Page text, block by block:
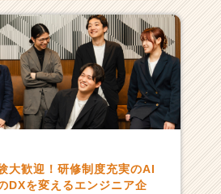
大歓迎！研修制度充実のAI
DXを変えるエンジニア企